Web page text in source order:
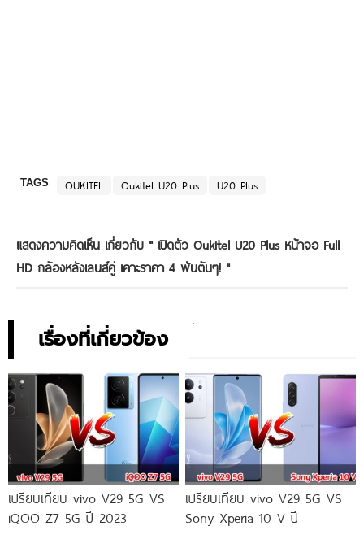
TAGS OUKITEL Oukitel U20 Plus U20 Plus
แสดงความคิดเห็น เกี่ยวกับ " เปิดตัว Oukitel U20 Plus หน้าจอ Full
HD กล้องหลังเลนส์คู่ เคาะราคา 4 พันต้นๆ! "
เรื่องที่เกี่ยวข้อง
เปรียบเทียบ vivo V29 5G VS
iQOO Z7 5G ปี 2023
เปรียบเทียบ vivo V29 5G VS
Sony Xperia 10 V ปี